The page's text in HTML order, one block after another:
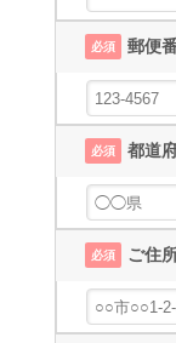
必須 郵便
必須 都道
必須 ご住